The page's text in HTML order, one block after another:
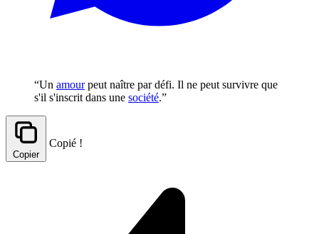
“Un amourpeut naître par défi. Il ne peut survivre que
s'il s'inscrit dans une société.”
Copier
Copié !